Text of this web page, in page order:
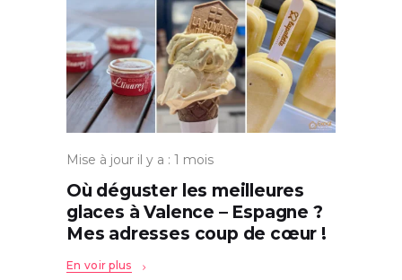
Mise à jour il y a : 1 mois
Où déguster les meilleures
glaces à Valence – Espagne ?
Mes adresses coup de cœur !
En voir plus